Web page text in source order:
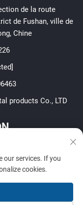
de la route
de Fushan, ville de
Chine
products Co., LTD
hebdomadaire
our services. If you
cookies.